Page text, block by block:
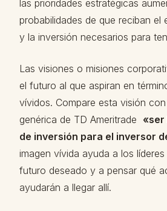
las prioridades estratégicas
probabilidades de que reciban el
y la inversión necesarios para
Las visiones o misiones
el futuro al que aspiran en
vívidos. Compare esta visión
genérica de TD Ameritrade «ser
de inversión para el inversor
imagen vívida ayuda a los
futuro deseado y a pensar qué
ayudarán a llegar allí.